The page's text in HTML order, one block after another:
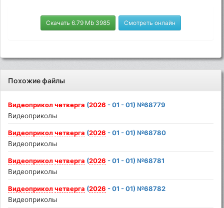
Скачать 6.79 Mb 3985 Смотреть онлайн
Похожие файлы
Видеоприкол четверга (2026 - 01 - 01) №68779
Видеоприколы
Видеоприкол четверга (2026 - 01 - 01) №68780
Видеоприколы
Видеоприкол четверга (2026 - 01 - 01) №68781
Видеоприколы
Видеоприкол четверга (2026 - 01 - 01) №68782
Видеоприколы